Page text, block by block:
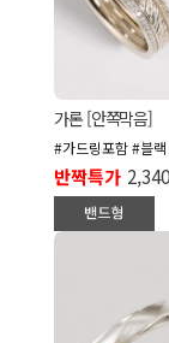
가론 [안쪽막음]
#가드링포함 #블
반짝특가